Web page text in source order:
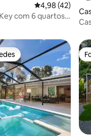
28avaliações
Classificação
4,98 (42)
com 6 quartos e
45avaliações
mais apreciados